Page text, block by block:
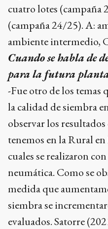
cuatro lotes (campaña
(campaña 24/25). A:
ambiente intermedio,
Cuando se habla de
para la futura
-Fue otro de los temas
la calidad de siembra
observar los resultados
tenemos en la Rural
cuales se realizaron
neumática. Como se
medida que
siembra se
evaluados. Satorre